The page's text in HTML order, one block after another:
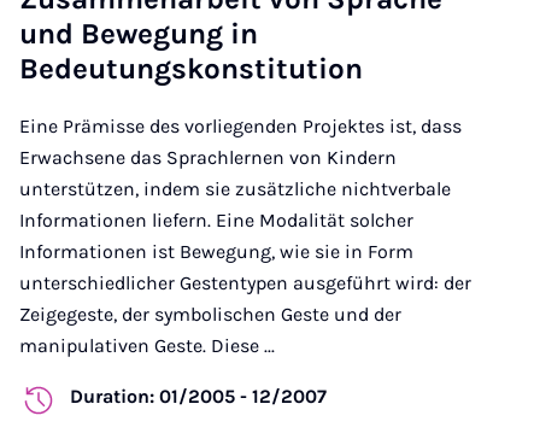
und Bewegung in
Bedeutungskonstitution
Eine Prämisse des vorliegenden Projektes ist, dass
Erwachsene das Sprachlernen von Kindern
unterstützen, indem sie zusätzliche nichtverbale
Informationen liefern. Eine Modalität solcher
Informationen ist Bewegung, wie sie in Form
unterschiedlicher Gestentypen ausgeführt wird: der
Zeigegeste, der symbolischen Geste und der
manipulativen Geste. Diese ...
Duration: 01/2005 - 12/2007